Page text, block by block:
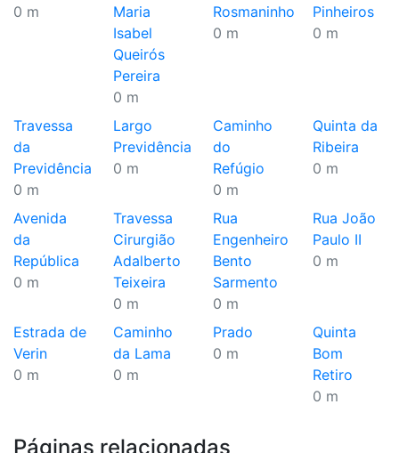
0 m
Maria
Isabel
Queirós
Pereira
0 m
Rosmaninho
0 m
Pinheiros
0 m
Travessa
da
Previdência
0 m
Largo
Previdência
0 m
Caminho
do
Refúgio
0 m
Quinta da
Ribeira
0 m
Avenida
da
República
0 m
Travessa
Cirurgião
Adalberto
Teixeira
0 m
Rua
Engenheiro
Bento
Sarmento
0 m
Rua João
Paulo II
0 m
Estrada de
Verin
0 m
Caminho
da Lama
0 m
Prado
0 m
Quinta
Bom
Retiro
0 m
Páginas relacionadas